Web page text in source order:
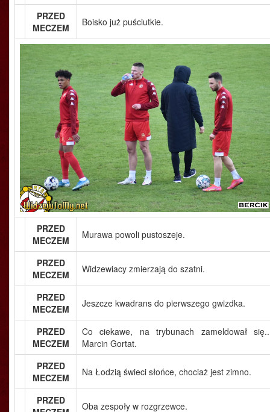
PRZED
MECZEM
Boisko już puściutkie.
PRZED
MECZEM
Murawa powoli pustoszeje.
PRZED
MECZEM
Widzewiacy zmierzają do szatni.
PRZED
MECZEM
Jeszcze kwadrans do pierwszego gwizdka.
PRZED
MECZEM
Co ciekawe, na trybunach zameldował
Marcin Gortat.
PRZED
MECZEM
Na Łodzią świeci słońce, chociaż jest zimno.
PRZED
Oba zespoły w rozgrzewce.